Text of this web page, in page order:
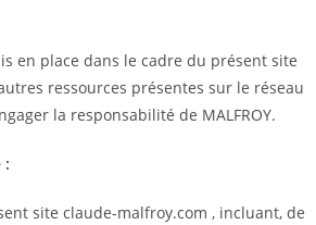
en place dans le cadre du présent site
ressources présentes sur le réseau
la responsabilité de MALFROY.
:
site claude-malfroy.com , incluant, de